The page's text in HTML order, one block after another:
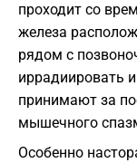
проходит со
железа
рядом с
иррадиировать
принимают за
мышечного
Особенно